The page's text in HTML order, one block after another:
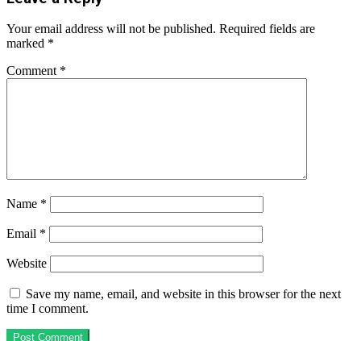
Your email address will not be published. Required fields are
marked *
Comment *
Name *
Email *
Website
Save my name, email, and website in this browser for the next
time I comment.